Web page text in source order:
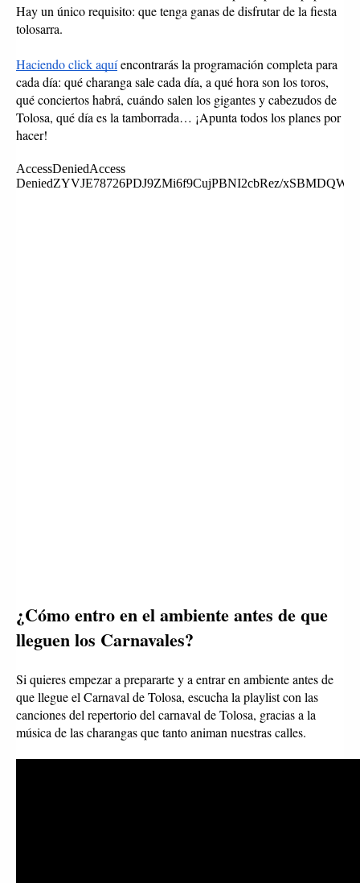
Hay un único requisito: que tenga ganas de disfrutar de la fiesta
tolosarra.
Haciendo click aquí encontrarás la programación completa para
cada día: qué charanga sale cada día, a qué hora son los toros,
qué conciertos habrá, cuándo salen los gigantes y cabezudos de
Tolosa, qué día es la tamborrada… ¡Apunta todos los planes por
hacer!
¿Cómo entro en el ambiente antes de que
lleguen los Carnavales?
Si quieres empezar a prepararte y a entrar en ambiente antes de
que llegue el Carnaval de Tolosa, escucha la playlist con las
canciones del repertorio del carnaval de Tolosa, gracias a la
música de las charangas que tanto animan nuestras calles.